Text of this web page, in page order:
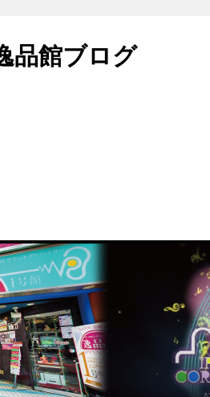
品館ブログ